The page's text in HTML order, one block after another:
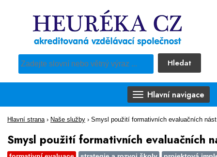
Hledat
Pro vyhledávání obsahu webu použijte předdefinovaný výběr
Hlavní navigace
Hlavní strana › Naše služby › Smysl použití formativních evaluačních
Smysl použití formativních evaluačních